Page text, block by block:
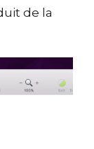
de la